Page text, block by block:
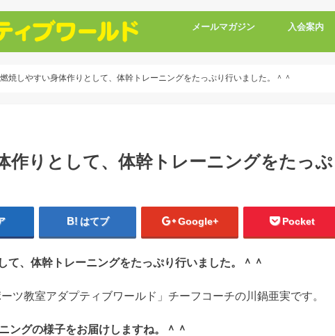
メールマガジン 入会案内
焼しやすい身体作りとして、体幹トレーニングをたっぷり行いました。＾＾
作りとして、体幹トレーニングをたっぷ
はてブ Google+ Pocket
、体幹トレーニングをたっぷり行いました。＾＾
ツ教室アダプティブワールド」チーフコーチの川鍋亜実です。
ングの様子をお届けしますね。＾＾